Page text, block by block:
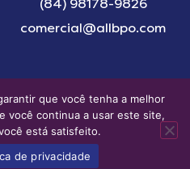
(84) 98178-9826
comercial@allbpo.com
Todos os direitos reservados
porColina Tech
privacidade
que você tenha a melhor
você continua a usar este site,
está satisfeito.
de privacidade